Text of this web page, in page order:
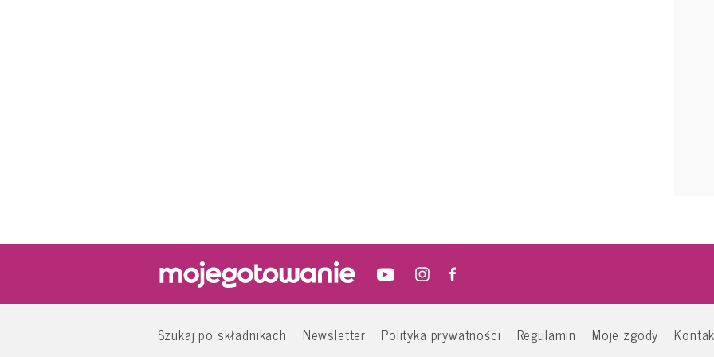
Szukaj po składnikach Newsletter Polityka prywatności Regulamin Moje zgody